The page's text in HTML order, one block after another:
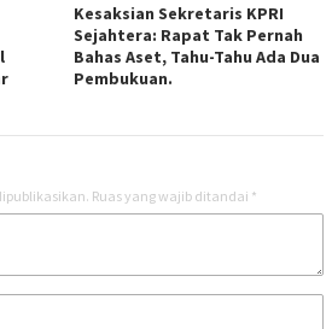
Kesaksian Sekretaris KPRI
Sejahtera: Rapat Tak Pernah
Bahas Aset, Tahu-Tahu Ada Dua
Pembukuan.
Ruas yang wajib ditandai *